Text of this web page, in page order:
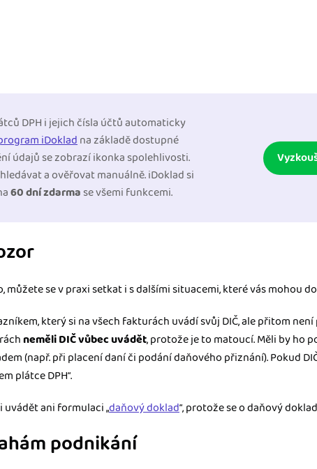
DPH i jejich čísla účtů automaticky
iDokladna základě dostupné
údajů se zobrazí ikonka spolehlivosti.
a ověřovat manuálně. iDoklad si
60 dní zdarma se všemi funkcemi.
můžete se v praxi setkat i s dalšími situacemi, které vás mohou
který si na všech fakturách uvádí svůj DIČ, ale přitom není
neměli DIČ vůbec uvádět, protože je to matoucí. Měli by ho
(např. při placení daní či podání daňového přiznání). Pokud
plátce DPH“.
ani formulaci „daňový doklad“, protože se o daňový
podnikání